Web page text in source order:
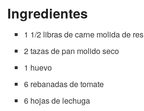
Ingredientes
1 1/2 libras de carne molida de res
2 tazas de pan molido seco
1 huevo
6 rebanadas de tomate
6 hojas de lechuga